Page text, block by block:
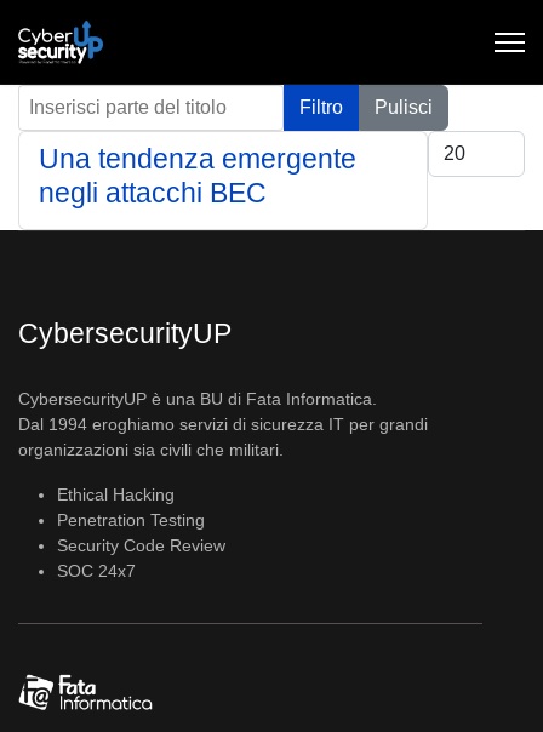
Inserisci parte del titolo Filtro
Pulisci
Visualizza #
Una tendenza emergente
negli attacchi BEC
CybersecurityUP
CybersecurityUP è una BU di Fata Informatica.
Dal 1994 eroghiamo servizi di sicurezza IT per grandi
organizzazioni sia civili che militari.
Ethical Hacking
Penetration Testing
Security Code Review
SOC 24x7